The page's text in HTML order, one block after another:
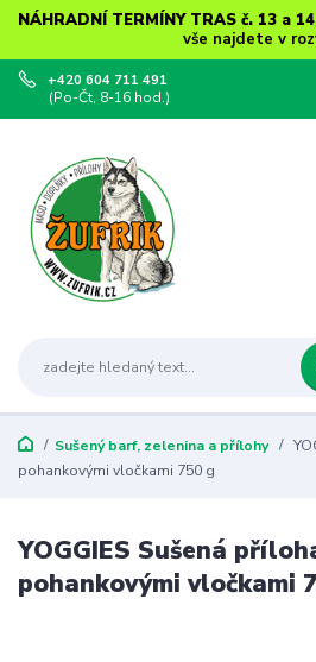
NÁHRADNÍ TERMÍNY TRAS č. 13 a
vše najdete v
+420 604 711 491
(Po-Čt, 8-16 hod.)
Sušený barf, zelenina a přílohy
pohankovými vločkami 750 g
YOGGIES Sušená
pohankovými vločkami